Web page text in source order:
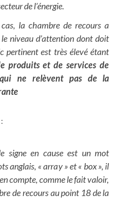
de l’énergie.
la chambre de recours a
niveau d’attention dont doit
pertinent est très élevé étant
produits et de services de
ne relèvent pas de la
signe en cause est un mot
anglais, « array » et « box », il
compte, comme le fait valoir,
de recours au point 18 de la